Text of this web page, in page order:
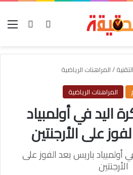
بحث عنتسجيل
التقنية/المراهنات الرياضية
المراهنات الرياضية
اليد في أولمبياد
على الأرجنتين
أولمبياد باريس بعد الفوز على
الأرجنتين